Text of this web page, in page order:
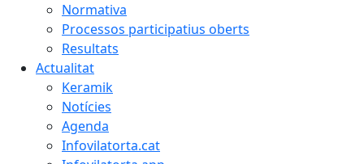
Normativa
Processos participatius oberts
Resultats
Actualitat
Keramik
Notícies
Agenda
Infovilatorta.cat